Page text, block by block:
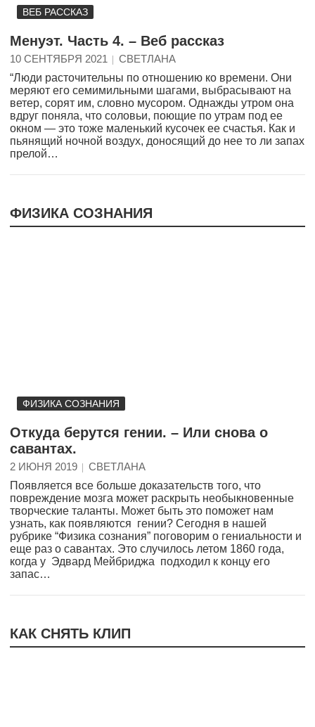
ВЕБ РАССКАЗ
Менуэт. Часть 4. – Веб рассказ
10 СЕНТЯБРЯ 2021
СВЕТЛАНА
“Люди расточительны по отношению ко времени. Они
меряют его семимильными шагами, выбрасывают на
ветер, сорят им, словно мусором. Однажды утром она
вдруг поняла, что соловьи, поющие по утрам под ее
окном — это тоже маленький кусочек ее счастья. Как и
пьянящий ночной воздух, доносящий до нее то ли запах
прелой…
ФИЗИКА СОЗНАНИЯ
ФИЗИКА СОЗНАНИЯ
Откуда берутся гении. – Или снова о
савантах.
2 ИЮНЯ 2019
СВЕТЛАНА
Появляется все больше доказательств того, что
повреждение мозга может раскрыть необыкновенные
творческие таланты. Может быть это поможет нам
узнать, как появляются гении? Сегодня в нашей
рубрике “Физика сознания” поговорим о гениальности и
еще раз о савантах. Это случилось летом 1860 года,
когда у Эдвард Мейбриджа подходил к концу его
запас…
КАК СНЯТЬ КЛИП